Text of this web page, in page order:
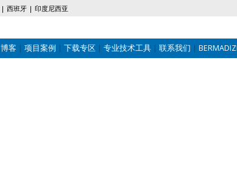
西班牙 印度尼西亚
博客 项目案例 下载专区 专业技术工具 联系我们